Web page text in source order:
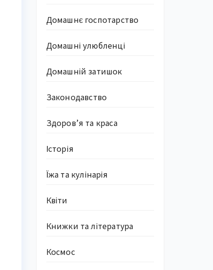
Домашнє госпотарство
Домашні улюбленці
Домашній затишок
Законодавство
Здоров’я та краса
Історія
Їжа та кулінарія
Квіти
Книжки та література
Космос